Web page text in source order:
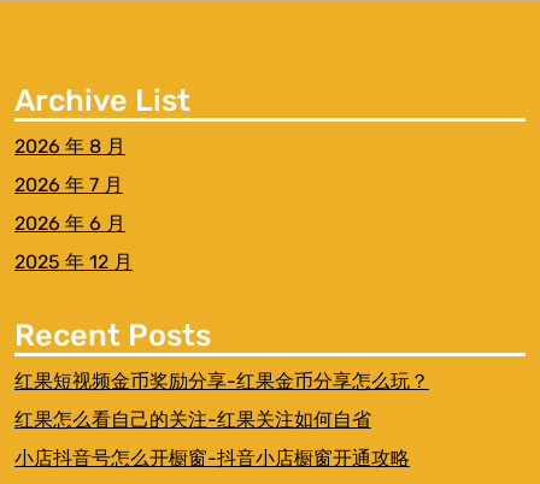
Archive List
2026 年 8 月
2026 年 7 月
2026 年 6 月
2025 年 12 月
Recent Posts
红果短视频金币奖励分享-红果金币分享怎么玩？
红果怎么看自己的关注-红果关注如何自省
小店抖音号怎么开橱窗-抖音小店橱窗开通攻略